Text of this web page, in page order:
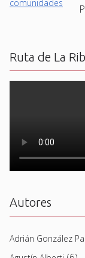
Ruta de La
Autores
Adrián González